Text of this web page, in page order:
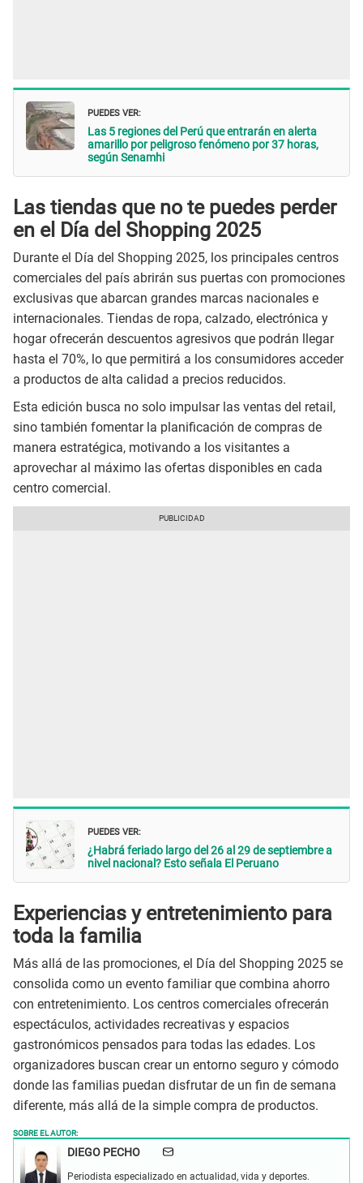
PUEDES VER:
Las 5 regiones del Perú que entrarán en alerta
amarillo por peligroso fenómeno por 37 horas,
según Senamhi
Las tiendas que no te puedes perder
en el Día del Shopping 2025
Durante el Día del Shopping 2025, los principales centros
comerciales del país abrirán sus puertas con promociones
exclusivas que abarcan grandes marcas nacionales e
internacionales. Tiendas de ropa, calzado, electrónica y
hogar ofrecerán descuentos agresivos que podrán llegar
hasta el 70%, lo que permitirá a los consumidores acceder
a productos de alta calidad a precios reducidos.
Esta edición busca no solo impulsar las ventas del retail,
sino también fomentar la planificación de compras de
manera estratégica, motivando a los visitantes a
aprovechar al máximo las ofertas disponibles en cada
centro comercial.
PUEDES VER:
¿Habrá feriado largo del 26 al 29 de septiembre a
nivel nacional? Esto señala El Peruano
Experiencias y entretenimiento para
toda la familia
Más allá de las promociones, el Día del Shopping 2025 se
consolida como un evento familiar que combina ahorro
con entretenimiento. Los centros comerciales ofrecerán
espectáculos, actividades recreativas y espacios
gastronómicos pensados para todas las edades. Los
organizadores buscan crear un entorno seguro y cómodo
donde las familias puedan disfrutar de un fin de semana
diferente, más allá de la simple compra de productos.
SOBRE EL AUTOR:
DIEGO PECHO
Periodista especializado en actualidad, vida y deportes.